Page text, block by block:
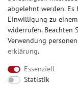
abgelehnt werden.
Einwilligung zu
widerrufen. Beachten
Verwendung
erklärung.
Essenziell
Statistik